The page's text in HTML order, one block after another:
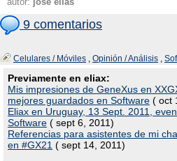
9 comentarios
Celulares / Móviles , Opinión / Análisis ,
Previamente en eliax:
Mis impresiones de GeneXus en
mejores guardados en Software ( oct
Eliax en Uruguay, 13 Sept. 2011,
Software ( sept 6, 2011)
Referencias para asistentes de mi
en #GX21 ( sept 14, 2011)